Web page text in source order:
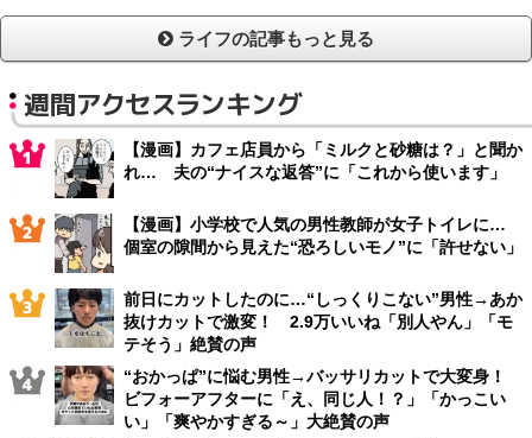
ライフの記事もっと見る
週間アクセスランキング
【漫画】カフェ店員から「ミルクと砂糖は？」と聞か
れ… 夫の“ナイスな返答”に「これから使います」
【漫画】小学校で人気の男性教師が女子トイレに…
個室の隙間から見えた“恐ろしいモノ”に「許せない」
前日にカットしたのに…“しっくりこない”男性→あか
抜けカットで激変！ 2.9万いいね「別人やん」「モ
テそう」絶賛の声
“おかっぱ”に悩む男性→バッサリカットで大変身！
ビフォーアフターに「え、同じ人！？」「かっこい
い」「爽やかすぎる～」大絶賛の声